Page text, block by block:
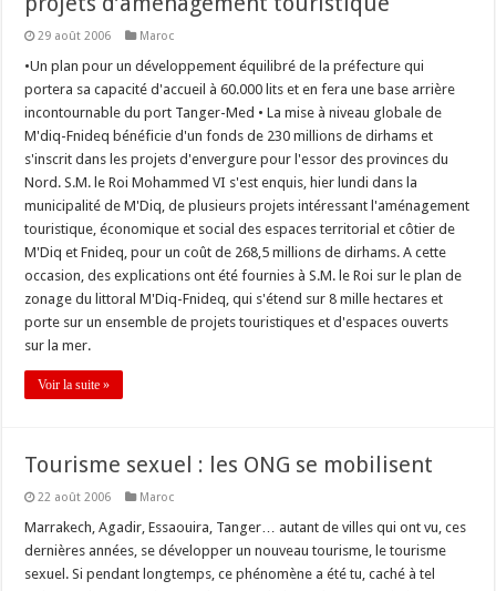
29 août 2006 Maroc
•Un plan pour un développement équilibré de la préfecture qui
portera sa capacité d'accueil à 60.000 lits et en fera une base arrière
incontournable du port Tanger-Med • La mise à niveau globale de
M'diq-Fnideq bénéficie d'un fonds de 230 millions de dirhams et
s'inscrit dans les projets d'envergure pour l'essor des provinces du
Nord. S.M. le Roi Mohammed VI s'est enquis, hier lundi dans la
municipalité de M'Diq, de plusieurs projets intéressant l'aménagement
touristique, économique et social des espaces territorial et côtier de
M'Diq et Fnideq, pour un coût de 268,5 millions de dirhams. A cette
occasion, des explications ont été fournies à S.M. le Roi sur le plan de
zonage du littoral M'Diq-Fnideq, qui s'étend sur 8 mille hectares et
porte sur un ensemble de projets touristiques et d'espaces ouverts
sur la mer.
Voir la suite »
Tourisme sexuel : les ONG se mobilisent
22 août 2006 Maroc
Marrakech, Agadir, Essaouira, Tanger… autant de villes qui ont vu, ces
dernières années, se développer un nouveau tourisme, le tourisme
sexuel. Si pendant longtemps, ce phénomène a été tu, caché à tel